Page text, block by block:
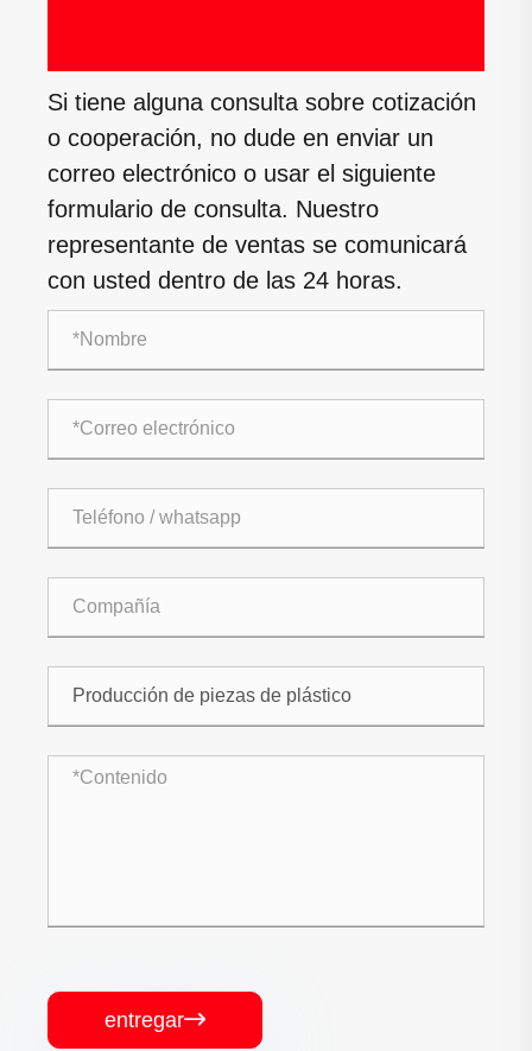
Si tiene alguna consulta sobre cotización
o cooperación, no dude en enviar un
correo electrónico o usar el siguiente
formulario de consulta. Nuestro
representante de ventas se comunicará
con usted dentro de las 24 horas.
entregar